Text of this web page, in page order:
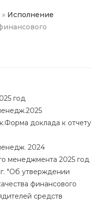
» Исполнение
год
доклада к отчету
2024
менеджмента 2025 год
"Об утверждении
финансового
средств